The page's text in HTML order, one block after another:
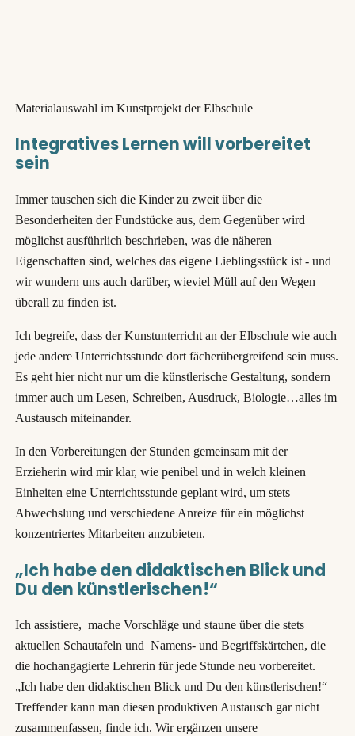
Materialauswahl im Kunstprojekt der Elbschule
Integratives Lernen will vorbereitet
sein
Immer tauschen sich die Kinder zu zweit über die
Besonderheiten der Fundstücke aus, dem Gegenüber wird
möglichst ausführlich beschrieben, was die näheren
Eigenschaften sind, welches das eigene Lieblingsstück ist - und
wir wundern uns auch darüber, wieviel Müll auf den Wegen
überall zu finden ist.
Ich begreife, dass der Kunstunterricht an der Elbschule wie auch
jede andere Unterrichtsstunde dort fächerübergreifend sein muss.
Es geht hier nicht nur um die künstlerische Gestaltung, sondern
immer auch um Lesen, Schreiben, Ausdruck, Biologie…alles im
Austausch miteinander.
In den Vorbereitungen der Stunden gemeinsam mit der
Erzieherin wird mir klar, wie penibel und in welch kleinen
Einheiten eine Unterrichtsstunde geplant wird, um stets
Abwechslung und verschiedene Anreize für ein möglichst
konzentriertes Mitarbeiten anzubieten.
„Ich habe den didaktischen Blick und
Du den künstlerischen!“
Ich assistiere, mache Vorschläge und staune über die stets
aktuellen Schautafeln und Namens- und Begriffskärtchen, die
die hochangagierte Lehrerin für jede Stunde neu vorbereitet.
„Ich habe den didaktischen Blick und Du den künstlerischen!“
Treffender kann man diesen produktiven Austausch gar nicht
zusammenfassen, finde ich. Wir ergänzen unsere